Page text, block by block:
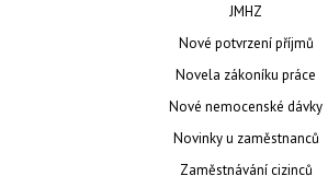
JMHZ
Nové potvrzení příjmů
Novela zákoníku práce
Nové nemocenské dávky
Novinky u zaměstnanců
Zaměstnávání cizinců